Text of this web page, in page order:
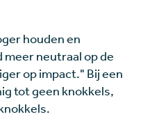
houden en
neutraal op de
op impact." Bij een
tot geen knokkels,